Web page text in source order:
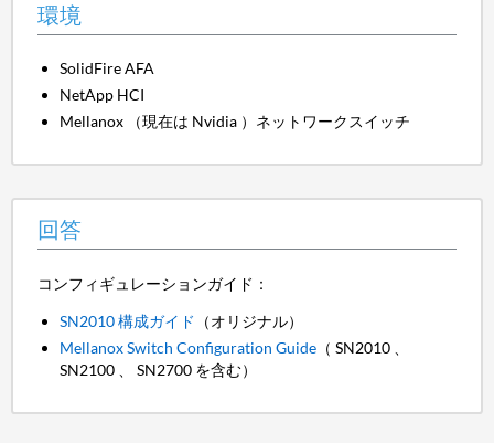
環境
SolidFire AFA
NetApp HCI
Mellanox （現在は Nvidia ）ネットワークスイッチ
回答
コンフィギュレーションガイド：
SN2010 構成ガイド
（オリジナル）
Mellanox Switch Configuration Guide （ SN2010 、
SN2100 、 SN2700 を含む）